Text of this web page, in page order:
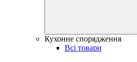
Кухонне спорядження
Всі товари